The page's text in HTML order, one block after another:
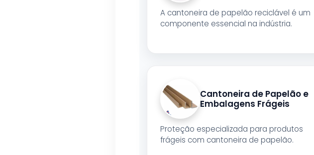
A cantoneira de papelão reciclável é um
componente essencial na indústria.
Cantoneira de Papelão e
Embalagens Frágeis
Proteção especializada para produtos
frágeis com cantoneira de papelão.